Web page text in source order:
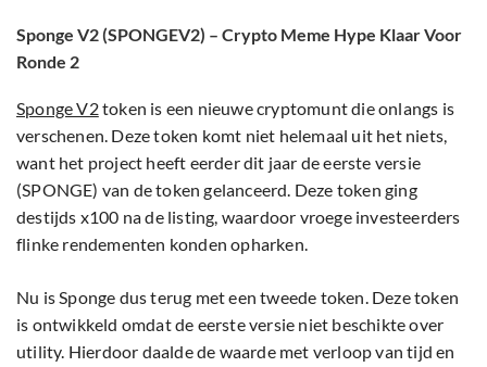
Sponge V2 (SPONGEV2) – Crypto Meme Hype Klaar Voor
Ronde 2
Sponge V2token is een nieuwe cryptomunt die onlangs is
verschenen. Deze token komt niet helemaal uit het niets,
want het project heeft eerder dit jaar de eerste versie
(SPONGE) van de token gelanceerd. Deze token ging
destijds x100 na de listing, waardoor vroege investeerders
flinke rendementen konden opharken.
Nu is Sponge dus terug met een tweede token. Deze token
is ontwikkeld omdat de eerste versie niet beschikte over
utility. Hierdoor daalde de waarde met verloop van tijd en